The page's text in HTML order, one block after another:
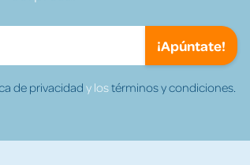
¡Apúntate!
de privacidady lostérminos y condiciones.